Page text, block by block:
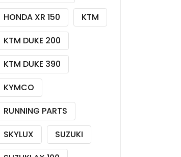
HONDA XR 150
KTM
KTM DUKE 200
KTM DUKE 390
KYMCO
RUNNING PARTS
SKYLUX
SUZUKI